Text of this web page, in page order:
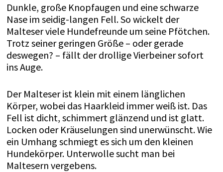
Dunkle, große Knopfaugen und eine schwarze
Nase im seidig-langen Fell. So wickelt der
Malteser viele Hundefreunde um seine Pfötchen.
Trotz seiner geringen Größe – oder gerade
deswegen? – fällt der drollige Vierbeiner sofort
ins Auge.
Der Malteser ist klein mit einem länglichen
Körper, wobei das Haarkleid immer weiß ist. Das
Fell ist dicht, schimmert glänzend und ist glatt.
Locken oder Kräuselungen sind unerwünscht. Wie
ein Umhang schmiegt es sich um den kleinen
Hundekörper. Unterwolle sucht man bei
Maltesern vergebens.